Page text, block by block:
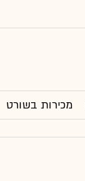
מכירות בשורט